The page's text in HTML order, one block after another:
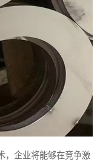
，企业将能够在竞争激